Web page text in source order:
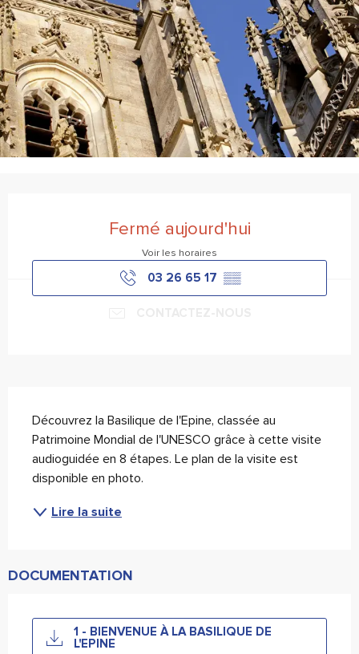
Fermé aujourd'hui
Voir les horaires
03 26 65 17 ▒▒
Découvrez la Basilique de l'Epine, classée au
Patrimoine Mondial de l'UNESCO grâce à cette visite
audioguidée en 8 étapes. Le plan de la visite est
disponible en photo.
Lire la suite
DOCUMENTATION
1 - BIENVENUE À LA BASILIQUE DE
L'EPINE